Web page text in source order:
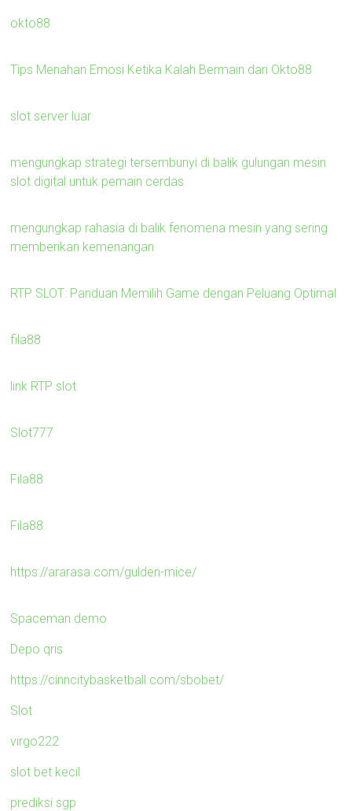
okto88
Tips Menahan Emosi Ketika Kalah Bermain dari Okto88
slot server luar
mengungkap strategi tersembunyi di balik gulungan mesin
slot digital untuk pemain cerdas
mengungkap rahasia di balik fenomena mesin yang sering
memberikan kemenangan
RTP SLOT: Panduan Memilih Game dengan Peluang Optimal
fila88
link RTP slot
Slot777
Fila88
Fila88
https://ararasa.com/gulden-mice/
Spaceman demo
Depo qris
https://cinncitybasketball.com/sbobet/
Slot
virgo222
slot bet kecil
prediksi sgp